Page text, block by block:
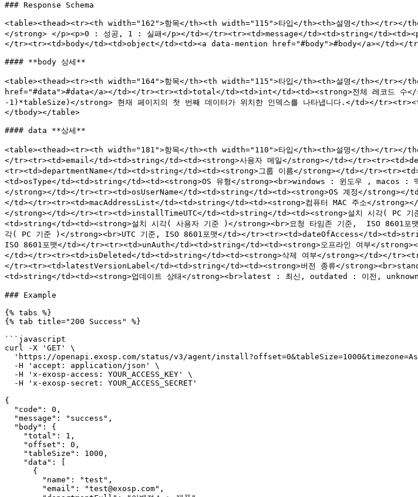
### Response Schema
<table><thead><tr><th width="162">항목</th><th width="115">타입</th><th>설명</th></tr></
</strong> </p><p>0 : 성공, 1 : 실패</p></td></tr><tr><td>message</td><td>string</
</tr><tr><td>body</td><td>object</td><td><a data-mention href="#body">#body</a></td></
#### **body 상세**
<table><thead><tr><th width="164">항목</th><th width="115">타입</th><th>설명</th></tr></
href="#data">#data</a></td></tr><tr><td>total</td><td>int</td><td><strong>전체 레코드
-1)*tableSize)</strong> 현재 페이지의 첫 번째 데이터가 위치한 인덱스를 나타냅니다.</td></
</tbody></table>
#### data **상세**
<table><thead><tr><th width="181">항목</th><th width="110">타입</th><th>설명</th></tr></
</tr><tr><td>email</td><td>string</td><td><strong>사용자 메일</strong></td></
<tr><td>departmentName</td><td>string</td><td><strong>그룹 이름</strong></td></
<td>osType</td><td>string</td><td><strong>OS 유형</strong><br>windows : 윈도우 ,
</strong></td></tr><tr><td>osUserName</td><td>string</td><td><strong>OS 계정</
</td></tr><tr><td>macAddressList</td><td>string</td><td><strong>컴퓨터 MAC 주소</
</strong></td></tr><tr><td>installTimeUTC</td><td>string</td><td><strong>설치 시각( PC
<td>string</td><td><strong>설치 시각( 사용자 기준 )</strong><br>요청 타임존 기준,  ISO 8601
각( PC 기준 )</strong><br>UTC 기준, ISO 8601포맷</td></tr><tr><td>dateOfAccess</
ISO 8601포맷</td></tr><tr><td>unAuth</td><td>string</td><td><strong>오프라인 여부</
</td></tr><tr><td>isDeleted</td><td>string</td><td><strong>삭제 여부</strong></td></
</tr><tr><td>latestVersionLabel</td><td>string</td><td><strong>버전 종류</
<td>string</td><td><strong>업데이트 상태</strong><br>latest : 최신, outdated : 이전,
### Example
{% tabs %}
{% tab title="200 Success" %}
```javascript
curl -X 'GET' \
{